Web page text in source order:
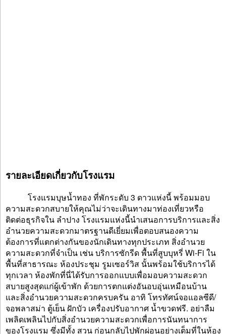
รายละเอียดเกี่ยวกับโรงแรม
โรงแรมบุษน้ำทอง ที่พักระดับ 3 ดาวแห่งนี้ พร้อมมอบ
ความสะดวกสบายให้คุณไม่ว่าจะเดินทางมาท่องเที่ยวหรือ
ติดต่อธุรกิจใน ลำปาง โรงแรมแห่งนี้นำเสนอการบริการและสิ่ง
อำนวยความสะดวกมาตรฐานดีเยี่ยมเพื่อตอบสนองความ
ต้องการที่แตกต่างกันของนักเดินทางทุกประเภท สิ่งอำนวย
ความสะดวกที่จำเป็น เช่น บริการซักรีด พื้นที่สูบบุหรี่ Wi-Fi ใน
พื้นที่สาธารณะ ห้องประชุม รูมเซอร์วิส นั้นพร้อมใช้บริการได้
ทุกเวลา ห้องพักที่นี่ได้รับการออกแบบเพื่อมอบความสะดวก
สบายสูงสุดแก่ผู้เข้าพัก ด้วยการตกแต่งอันอบอุ่นเหมือนบ้าน
และสิ่งอำนวยความสะดวกครบครัน อาทิ โทรทัศน์จอแอลซีดี/
จอพลาสม่า ตู้เย็น ฝักบัว เครื่องปรับอากาศ น้ำขวดฟรี. อย่าลืม
เพลิดเพลินไปกับสิ่งอำนวยความสะดวกเพื่อการนันทนาการ
ของโรงแรม ซึ่งมีทั้ง สวน ก่อนกลับไปพักผ่อนอย่างเต็มที่ในห้อง